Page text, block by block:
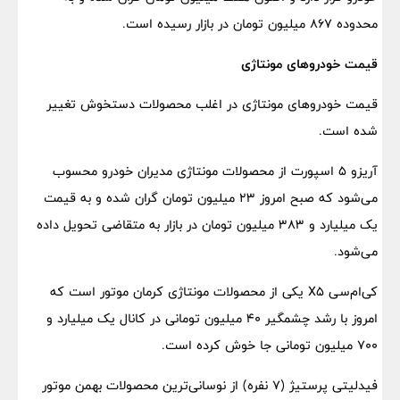
محدوده 867 میلیون تومان در بازار رسیده است.
قیمت خودروهای مونتاژی
قیمت خودروهای مونتاژی در اغلب محصولات دستخوش تغییر
شده است.
آریزو 5 اسپورت از محصولات مونتاژی مدیران خودرو محسوب
می‌شود که صبح امروز 23 میلیون تومان گران شده و به قیمت
یک میلیارد و 383 میلیون تومان در بازار به متقاضی تحویل داده
می‌شود.
کی‌ام‌سی X5 یکی از محصولات مونتاژی کرمان موتور است که
امروز با رشد چشمگیر 40 میلیون تومانی در کانال یک میلیارد و
700 میلیون تومانی جا خوش کرده است.
فیدلیتی پرستیژ (7 نفره) از نوسانی‌ترین محصولات بهمن موتور